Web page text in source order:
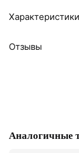
Характеристики
Отзывы
Аналогичные